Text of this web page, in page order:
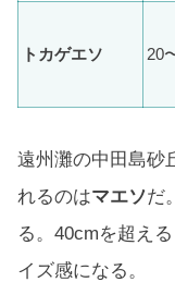
トカゲエソ 20
遠州灘の中田島砂
れるのはマエソだ
る。40cmを超え
イズ感になる。